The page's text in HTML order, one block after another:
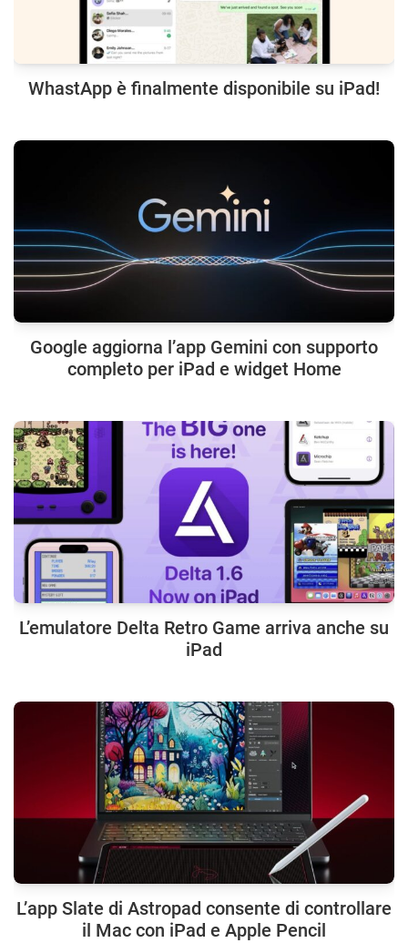
WhastApp è finalmente disponibile su iPad!
Google aggiorna l’app Gemini con supporto
completo per iPad e widget Home
L’emulatore Delta Retro Game arriva anche su
iPad
L’app Slate di Astropad consente di controllare
il Mac con iPad e Apple Pencil